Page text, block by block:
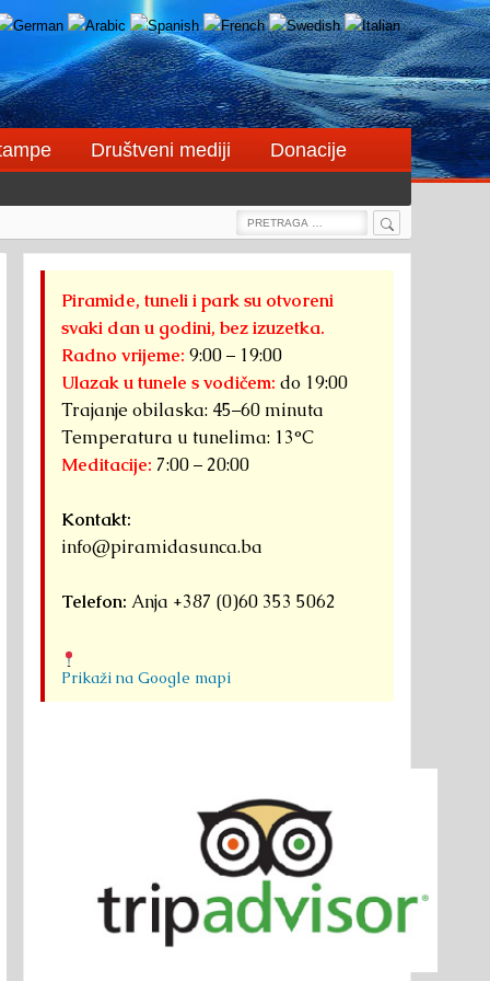
Društveni mediji
Donacije
Search
Search
Piramide, tuneli i park su otvoreni
svaki dan u godini, bez izuzetka.
Radno vrijeme: 9:00 – 19:00
Ulazak u tunele s vodičem: do 19:00
Trajanje obilaska: 45–60 minuta
Temperatura u tunelima: 13°C
Meditacije: 7:00 – 20:00
Kontakt:
info@piramidasunca.ba
Telefon: Anja +387 (0)60 353 5062
Prikaži na Google mapi